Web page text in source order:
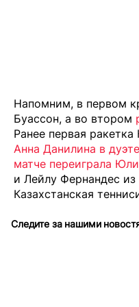
Напомним, в первом
Буассон, а во втором
Ранее первая
Анна Данилина в
матче переиграла
и Лейлу Фернандес
Казахстанская
Следите за нашими